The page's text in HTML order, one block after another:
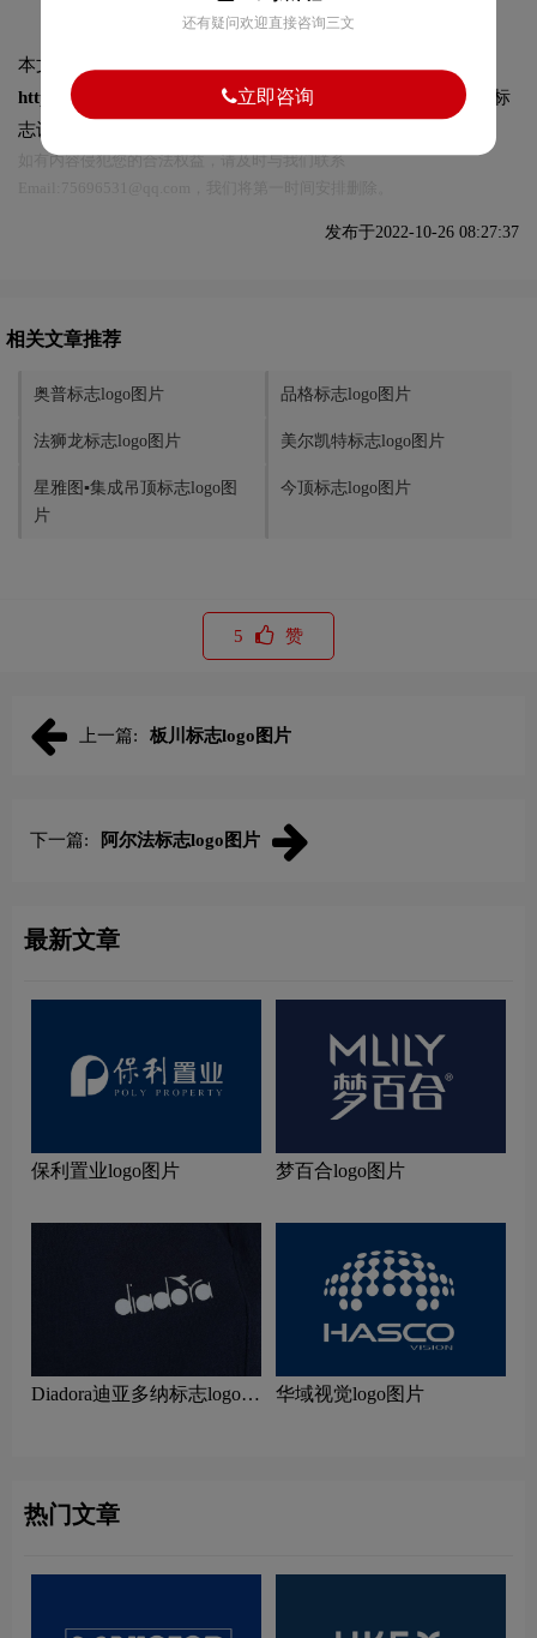
本文标题和链接友邦吊顶标志logo图片:
https://logo9.net/works/10014.html转载时请注明出处为诗宸标
志设计及本链接!
如有内容侵犯您的合法权益，请及时与我们联系
发布于2022-10-26 08:27:37
相关文章推荐
奥普标志logo图片 品格标志logo图片
法狮龙标志logo图片 美尔凯特标志logo图片
星雅图▪集成吊顶标志logo图
片
今顶标志logo图片
5 赞
上一篇: 板川标志logo图片
下一篇: 阿尔法标志logo图片
最新文章
保利置业logo图片 梦百合logo图片
Diadora迪亚多纳标志logo图
华域视觉logo图片
热门文章
还有疑问欢迎直接咨询三文
立即咨询